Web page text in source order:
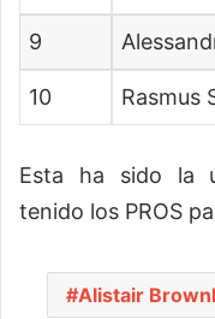
9
10 Rasmus
Esta ha sido la
tenido los PROS
Alistair